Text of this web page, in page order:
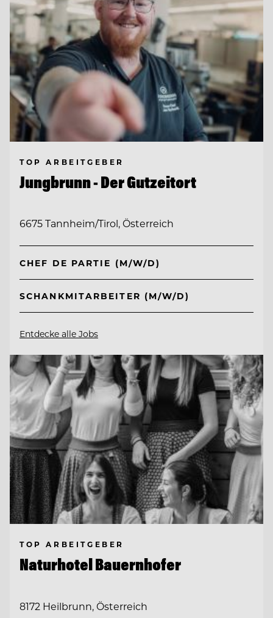
TOP ARBEITGEBER
Jungbrunn - Der Gutzeitort
6675 Tannheim/Tirol, Österreich
CHEF DE PARTIE (M/W/D)
SCHANKMITARBEITER (M/W/D)
Entdecke alle Jobs
TOP ARBEITGEBER
Naturhotel Bauernhofer
8172 Heilbrunn, Österreich